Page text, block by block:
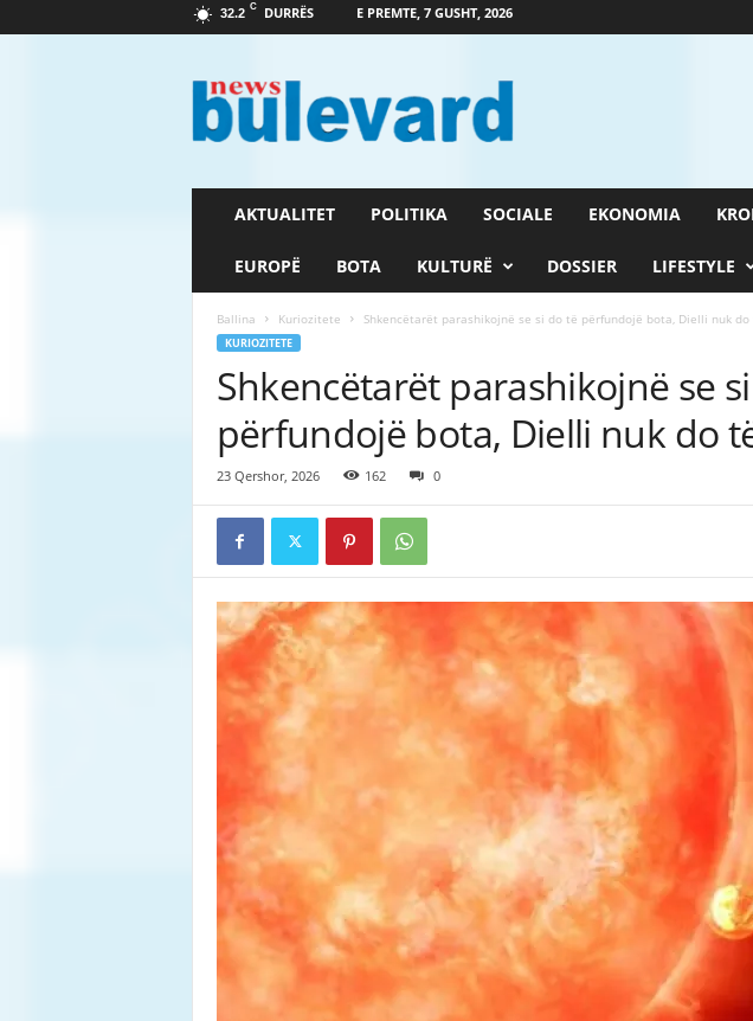
32.2 C DURRËS E PREMTE, 7 GUSHT, 2026
a
AKTUALITET POLITIKA SOCIALE EKONOMIA
EUROPË BOTA KULTURË DOSSIER LIFESTYLE
Ballina Kuriozitete Shkencëtarët parashikojnë se si do të përfundojë bota, Dielli nuk do
KURIOZITETE
Shkencëtarët parashikojnë se
përfundojë bota, Dielli nuk do
23 Qershor, 2026 162 0